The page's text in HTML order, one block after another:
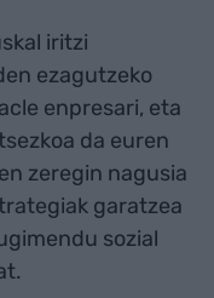
iritzi
ezagutzeko
enpresari, eta
da euren
zeregin nagusia
garatzea
sozial